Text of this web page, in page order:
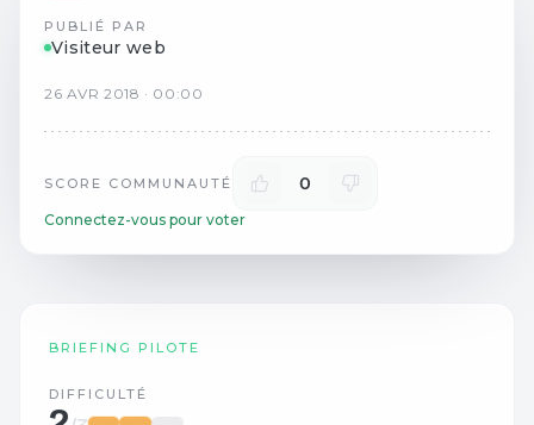
PUBLIÉ PAR
Visiteur web
26 AVR 2018 · 00:00
SCORE COMMUNAUTÉ 0
Connectez-vous pour voter
BRIEFING PILOTE
DIFFICULTÉ